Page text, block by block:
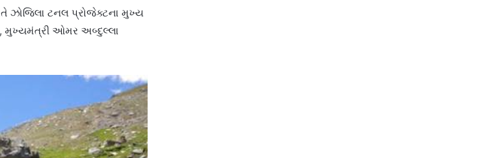
ઝોજિલા ટનલ પ્રોજેક્ટના મુખ્ય
મુખ્યમંત્રી ઓમર અબ્દુલ્લા